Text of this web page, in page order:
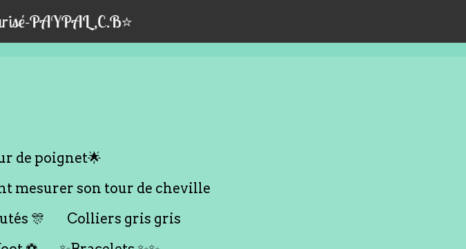
PAYPAL,C.B⭐️
de poignet🌟
mesurer son tour de cheville
🎊
Colliers gris gris